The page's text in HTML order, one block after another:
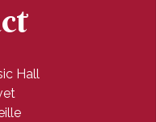
Hall